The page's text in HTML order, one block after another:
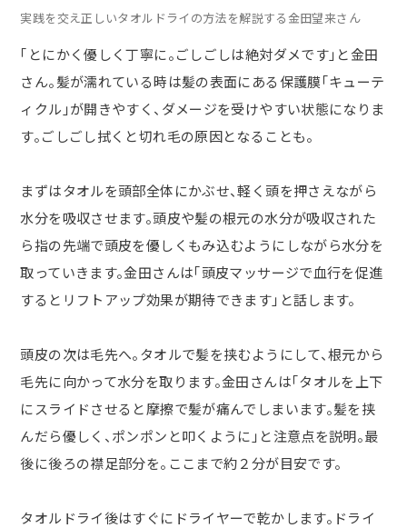
実践を交え正しいタオルドライの方法を解説する金田望来さん
「とにかく優しく丁寧に。ごしごしは絶対ダメです」と金田
さん。髪が濡れている時は髪の表面にある保護膜「キューテ
ィクル」が開きやすく、ダメージを受けやすい状態になりま
す。ごしごし拭くと切れ毛の原因となることも。
まずはタオルを頭部全体にかぶせ、軽く頭を押さえながら
水分を吸収させます。頭皮や髪の根元の水分が吸収された
ら指の先端で頭皮を優しくもみ込むようにしながら水分を
取っていきます。金田さんは「頭皮マッサージで血行を促進
するとリフトアップ効果が期待できます」と話します。
頭皮の次は毛先へ。タオルで髪を挟むようにして、根元から
毛先に向かって水分を取ります。金田さんは「タオルを上下
にスライドさせると摩擦で髪が痛んでしまいます。髪を挟
んだら優しく、ポンポンと叩くように」と注意点を説明。最
後に後ろの襟足部分を。ここまで約２分が目安です。
タオルドライ後はすぐにドライヤーで乾かします。ドライ